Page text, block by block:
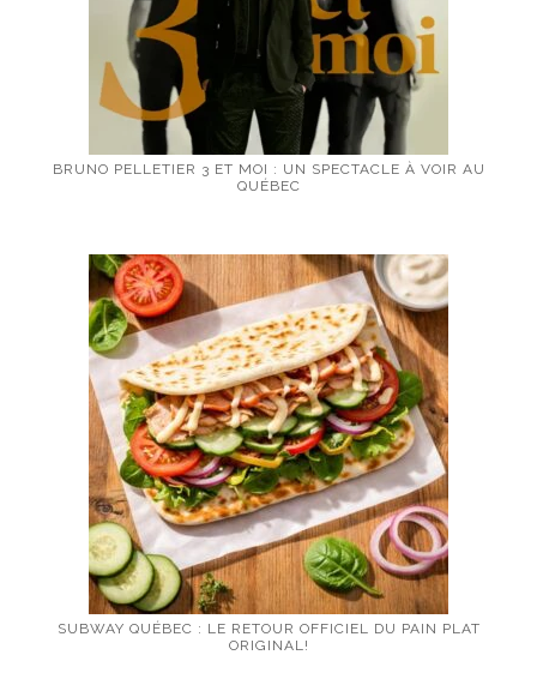
BRUNO PELLETIER 3 ET MOI : UN SPECTACLE À VOIR AU
QUÉBEC
SUBWAY QUÉBEC : LE RETOUR OFFICIEL DU PAIN PLAT
ORIGINAL!